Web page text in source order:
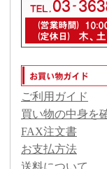
ご利用ガイド
買い物の中身を
FAX注文書
お支払方法
送料について